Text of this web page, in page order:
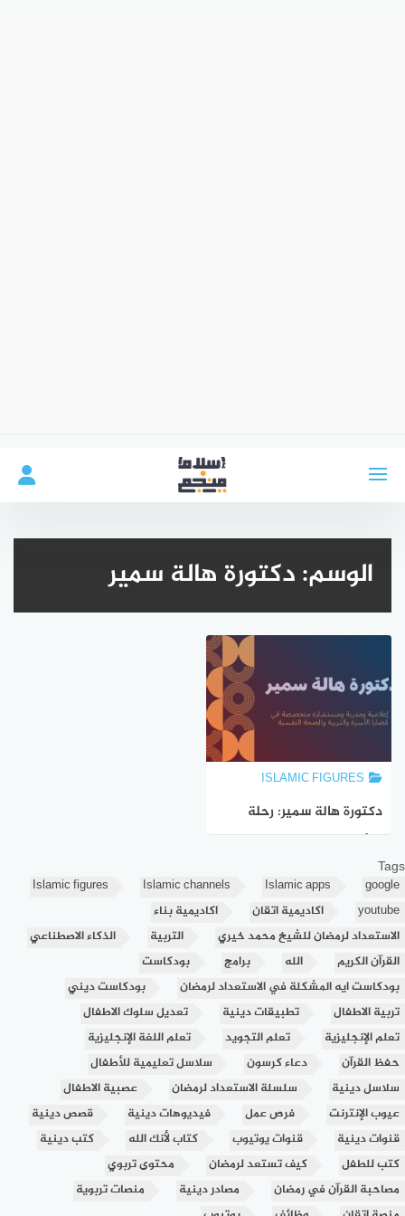
الوسم:دكتورة هالة سمير
ISLAMIC FIGURES
دكتورة هالة سمير: رحلة
الأسريةTags
google
Islamic apps
Islamic channels
Islamic figures
youtube
اكاديمية اتقان
اكاديمية بناء
الاستعداد لرمضان للشيخ محمد خيري
التربية
الذكاء الاصطناعي
القرآن الكريم
الله برامج
بودكاست
بودكاست ايه المشكلة في الاستعداد لرمضان
بودكاست ديني
تربية الاطفال
تطبيقات دينية
تعديل سلوك الاطفال
تعلم الإنجليزية
تعلم التجويد
تعلم اللغة الإنجليزية
حفظ القرآن
دعاء كرسون
سلاسل تعليمية للأطفال
سلاسل دينية
سلسلة الاستعداد لرمضان
عصبية الاطفال
عيوب الإنترنت
فرص عمل فيديوهات دينية
قصص دينية
قنوات دينية
قنوات يوتيوب كتاب لأنك الله
كتب دينية
كتب للطفل
كيف تستعد لرمضان
محتوى تربوي
مصاحبة القرآن في رمضان
مصادر دينية
منصات تربوية